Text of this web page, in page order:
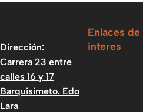
Dirección:
Carrera 23 entre
calles 16 y 17
Barquisimeto. Edo
Lara
Enlaces de
interes